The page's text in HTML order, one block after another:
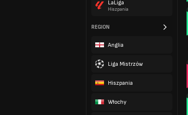
LaLiga
Hiszpania
REGION
Anglia
Liga Mistrzów
Hiszpania
Włochy